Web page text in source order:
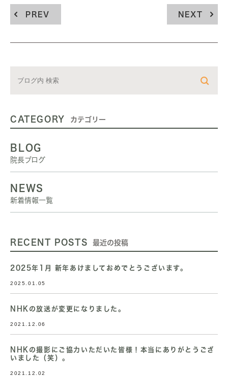
PREV NEXT
CATEGORY カテゴリー
BLOG
院長ブログ
NEWS
新着情報一覧
RECENT POSTS 最近の投稿
2025年1月 新年あけましておめでとうございます。
2025.01.05
NHKの放送が変更になりました。
2021.12.06
NHKの撮影にご協力いただいた皆様！本当にありがとうござ
いました（笑）。
2021.12.02